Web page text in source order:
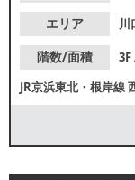
エリア
川
階数/面積
3F
JR京浜東北・根岸線